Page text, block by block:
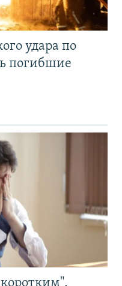
удара по
погибшие